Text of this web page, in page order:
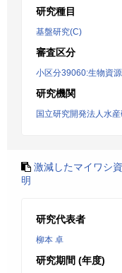
研究種目
基盤研究(C)
審査区分
小区分39060:生物資
研究機関
国立研究開発法人水
激減したマイワシ
明
研究代表者
柳本 卓
研究期間 (年度)